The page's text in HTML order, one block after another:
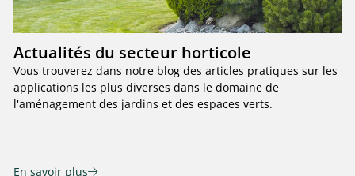
Actualités du secteur horticole
Vous trouverez dans notre blog des articles pratiques sur les
applications les plus diverses dans le domaine de
l'aménagement des jardins et des espaces verts.
En savoir plus